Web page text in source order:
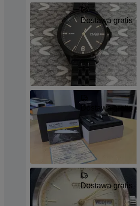
Dostawa gratis
Dostawa gratis
Dostawa gratis